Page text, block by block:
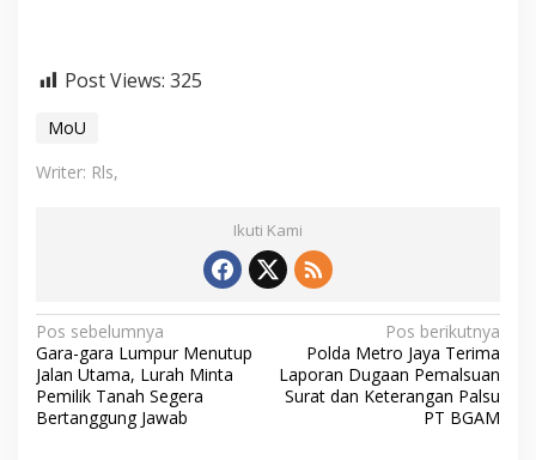
Post Views: 325
MoU
Writer: Rls,
Ikuti Kami
N
a
v
Pos sebelumnya
Gara-gara Lumpur Menutup
Jalan Utama, Lurah Minta
Pemilik Tanah Segera
Bertanggung Jawab
Pos berikutnya
Polda Metro Jaya Terima
Laporan Dugaan Pemalsuan
Surat dan Keterangan Palsu
PT BGAM